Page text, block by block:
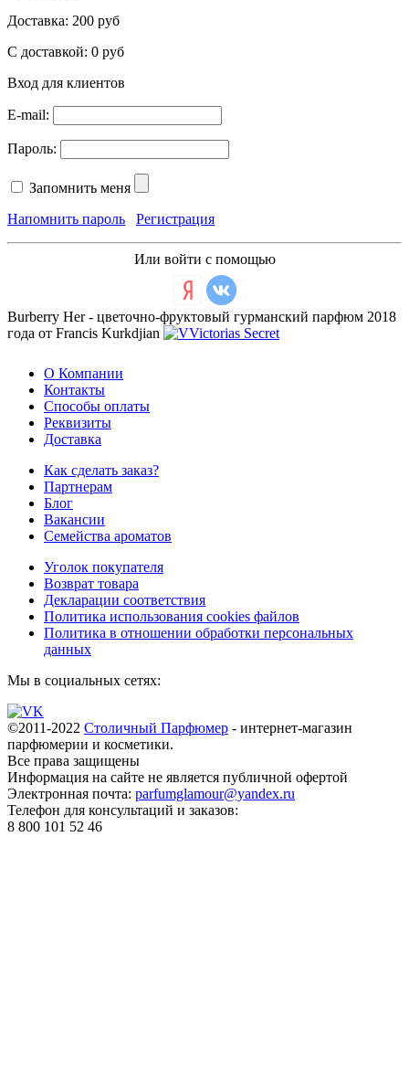
Доставка: 200 руб
С доставкой: 0 руб
Вход для клиентов
E-mail:
Пароль:
Запомнить меня
Напомнить пароль
Регистрация
Или войти с помощью
Burberry Her - цветочно-фруктовый гурманский парфюм 2018
года от Francis Kurkdjian
О Компании
Контакты
Способы оплаты
Реквизиты
Доставка
Как сделать заказ?
Партнерам
Блог
Вакансии
Семейства ароматов
Уголок покупателя
Возврат товара
Декларации соответствия
Политика использования cookies файлов
Политика в отношении обработки персональных
данных
Мы в социальных сетях:
©2011-2022 Столичный Парфюмер - интернет-магазин
парфюмерии и косметики.
Все права защищены
Информация на сайте не является публичной офертой
Электронная почта: parfumglamour@yandex.ru
Телефон для консультаций и заказов:
8 800 101 52 46